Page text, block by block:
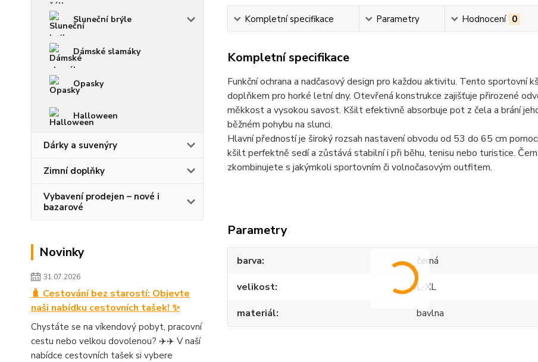
Sluneční brýle
Dámské slamáky
Opasky
Halloween
Dárky a suvenýry
Zimní doplňky
Vybavení prodejen – nové i
bazarové
Novinky
31.07.2026
🧳 Cestování bez starostí: Objevte
naši nabídku cestovních tašek! ✨
Chystáte se na víkendový pobyt, pracovní
cestu nebo velkou dovolenou? ✈️✈️ V naší
nabídce cestovních tašek si vybere
Kompletní specifikace Parametry Hodnocení 0
Kompletní specifikace
Funkční ochrana a nadčasový design pro každou aktivitu. Tento sportovní
doplňkem pro horké letní dny. Otevřená konstrukce zajišťuje přirozené
měkkost a vysokou savost. Kšilt efektivně absorbuje pot z čela a brání
běžném pohybu na slunci.
Hlavní předností je široký rozsah nastavení obvodu od 53 do 65 cm
kšilt perfektně sedí a zůstává stabilní i při běhu, tenisu nebo turistice.
zkombinujete s jakýmkoli sportovním či volnočasovým outfitem.
Parametry
barva
černá
velikost
L-XL
materiál
bavlna